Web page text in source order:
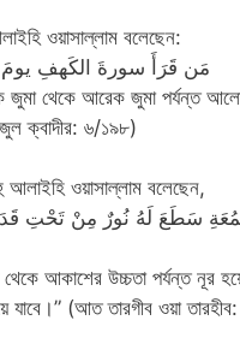
ওয়াসাল্লাম বলেছেন:
مَن قَرَأَ سورةَ الكَهفِ يومَ
জুমা থেকে আরেক জুমা পর্যন্ত
ক্বাদীর: ৬/১৯৮)
আলাইহি ওয়াসাল্লাম বলেছেন,
سَطَعَ لَهُ نُورٌ مِنْ تَحْتِ
আকাশের উচ্চতা পর্যন্ত নূর
যাবে।” (আত তারগীব ওয়া